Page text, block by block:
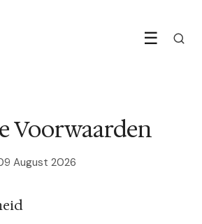
☰
Voorwaarden
August 2026